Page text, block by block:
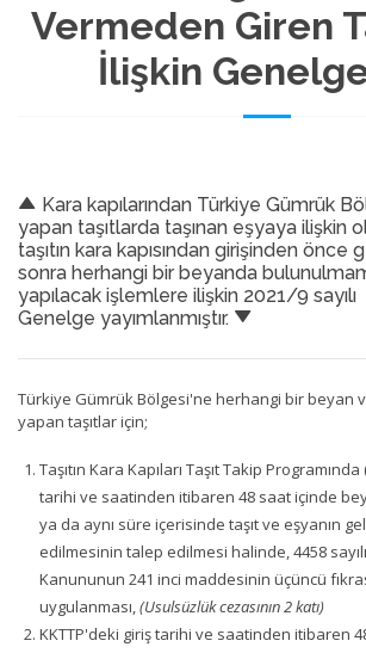
Vermeden Giren
İlişkin
Kara kapılarından Türkiye Gümrük
yapan taşıtlarda taşınan eşyaya ilişkin
taşıtın kara kapısından girişinden
sonra herhangi bir beyanda
yapılacak işlemlere ilişkin 2021/9 sayılı
Genelge yayımlanmıştır.
Türkiye Gümrük Bölgesi'ne herhangi bir beyan
yapan taşıtlar için;
Taşıtın Kara Kapıları Taşıt Takip Programında
tarihi ve saatinden itibaren 48 saat içinde
ya da aynı süre içerisinde taşıt ve eşyanın
edilmesinin talep edilmesi halinde, 4458
Kanununun 241 inci maddesinin üçüncü
uygulanması,(Usulsüzlük cezasının 2 katı)
KKTTP'deki giriş tarihi ve saatinden itibaren